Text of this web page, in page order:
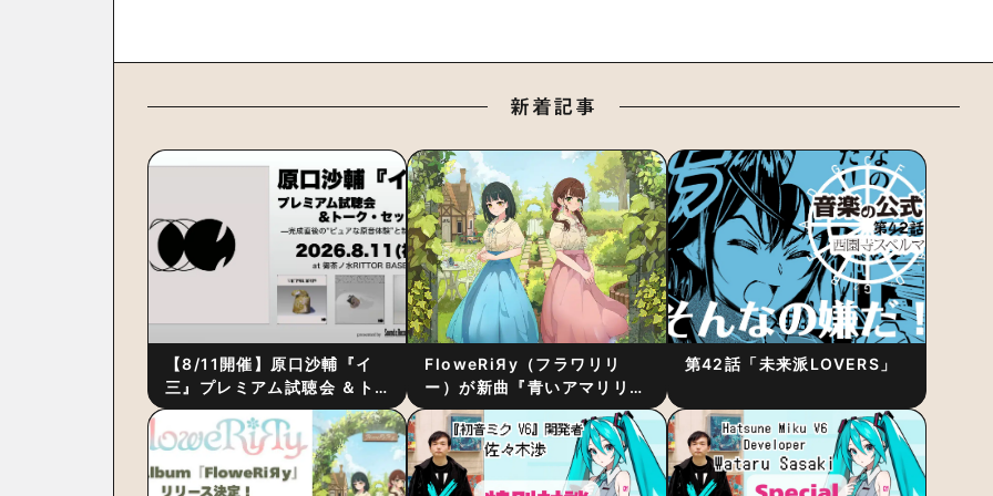
新着記事
【8/11開催】原口沙輔『イ
三』プレミアム試聴会 ＆ト
ーク・セッション 〜完成直
後の“ピュアな原音体験”と制
作秘話
FloweRiЯy（フラワリリ
ー）が新曲『青いアマリリ
ス』をリリース！1stアルバ
ム詳細も発表
第42話「未来派LOVERS」